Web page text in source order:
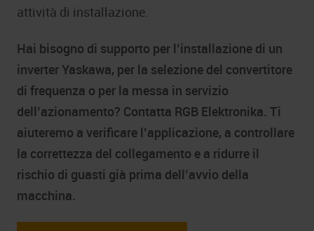
attività di installazione.
Hai bisogno di supporto per l’installazione di un
inverter Yaskawa, per la selezione del convertitore
di frequenza o per la messa in servizio
dell’azionamento? Contatta RGB Elektronika. Ti
aiuteremo a verificare l’applicazione, a controllare
la correttezza del collegamento e a ridurre il
rischio di guasti già prima dell’avvio della
macchina.